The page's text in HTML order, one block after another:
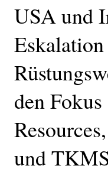
USA und
den
und